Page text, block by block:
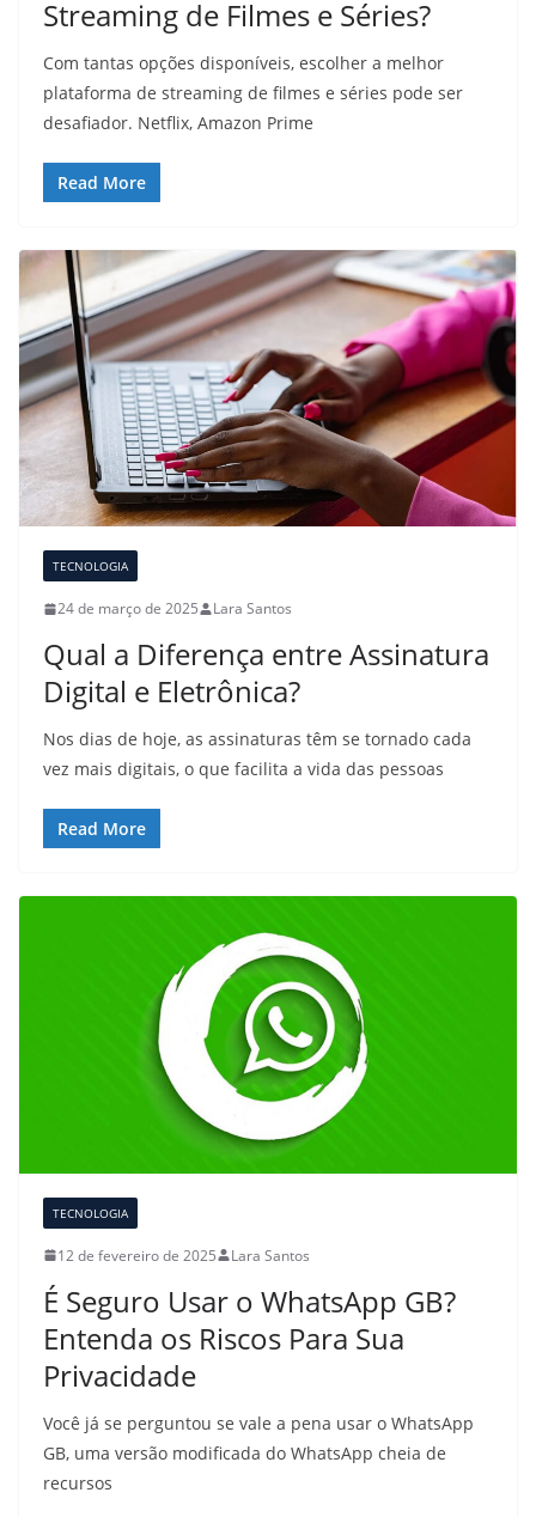
Streaming de Filmes e Séries?
Com tantas opções disponíveis, escolher a melhor
plataforma de streaming de filmes e séries pode ser
desafiador. Netflix, Amazon Prime
Read More
TECNOLOGIA
24 de março de 2025 Lara Santos
Qual a Diferença entre Assinatura
Digital e Eletrônica?
Nos dias de hoje, as assinaturas têm se tornado cada
vez mais digitais, o que facilita a vida das pessoas
Read More
TECNOLOGIA
12 de fevereiro de 2025 Lara Santos
É Seguro Usar o WhatsApp GB?
Entenda os Riscos Para Sua
Privacidade
Você já se perguntou se vale a pena usar o WhatsApp
GB, uma versão modificada do WhatsApp cheia de
recursos